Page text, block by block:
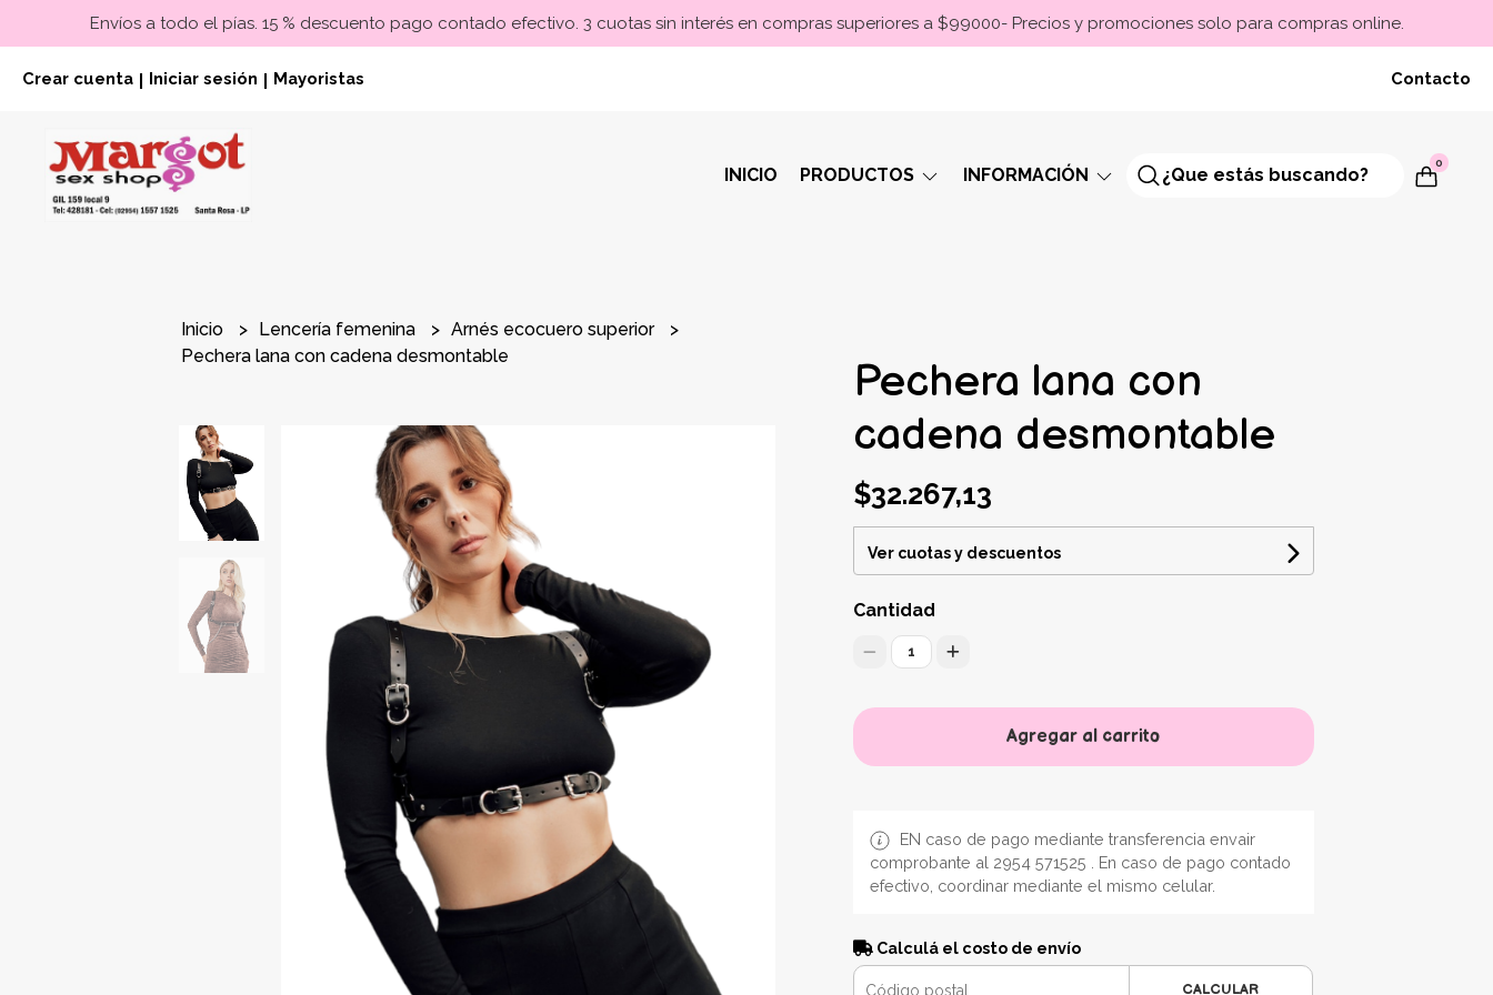
Envíos a todo el pías. 15 % descuento pago contado efectivo. 3 cuotas sin interés en compras superiores a $99000- Precios y promociones solo para compras online.
Crear cuenta Iniciar sesión Mayoristas Contacto
INICIO PRODUCTOS INFORMACIÓN
0
Inicio Lencería femenina
Arnés ecocuero superior
Pechera lana con cadena desmontable
Pechera lana con
cadena desmontable
$32.267,13
Ver cuotas y descuentos
Cantidad
1
Agregar al carrito
EN caso de pago mediante transferencia envair
comprobante al 2954 571525 . En caso de pago contado
efectivo, coordinar mediante el mismo celular.
Calculá el costo de envío
CALCULAR